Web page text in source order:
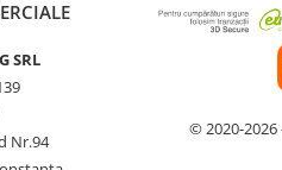
SRL
Nr.94
© 2020-2026